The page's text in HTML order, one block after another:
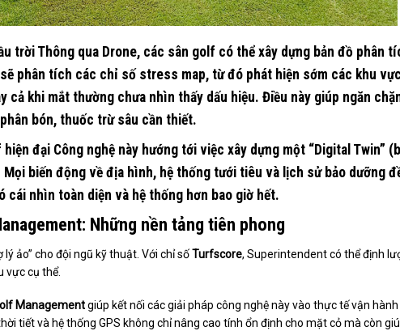
trời Thông qua Drone, các sân golf có thể xây dựng bản đồ phân
phân tích các chỉ số stress map, từ đó phát hiện sớm các khu
cả khi mắt thường chưa nhìn thấy dấu hiệu. Điều này giúp ngăn
bón, thuốc trừ sâu cần thiết.
hiện đại Công nghệ này hướng tới việc xây dựng một “Digital Twin”
biến động về địa hình, hệ thống tưới tiêu và lịch sử bảo dưỡng
cái nhìn toàn diện và hệ thống hơn bao giờ hết.
Những nền tảng tiên phong
ảo” cho đội ngũ kỹ thuật. Với chỉ sốTurfscore, Superintendent có thể định
vực cụ thể.
Managementgiúp kết nối các giải pháp công nghệ này vào thực tế vận
tiết và hệ thống GPS không chỉ nâng cao tính ổn định cho mặt cỏ mà còn